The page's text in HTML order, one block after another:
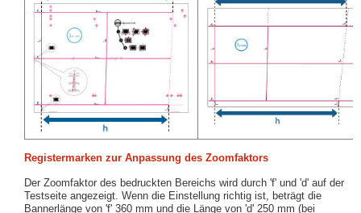
Registermarken zur Anpassung des Zoomfaktors
Der Zoomfaktor des bedruckten Bereichs wird durch 'f' und 'd' auf der
Testseite angezeigt. Wenn die Einstellung richtig ist, beträgt die
Bannerlänge von 'f' 360 mm und die Länge von 'd' 250 mm (bei